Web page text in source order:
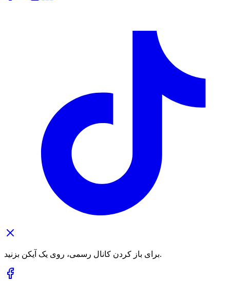
برای باز کردن کانال رسمی، روی یک آیکن بزنید.